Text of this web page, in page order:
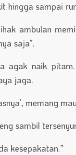
hingga sampai
ambulan
saja”.
agak naik
jaga.
memang
sambil
kesepakatan.”